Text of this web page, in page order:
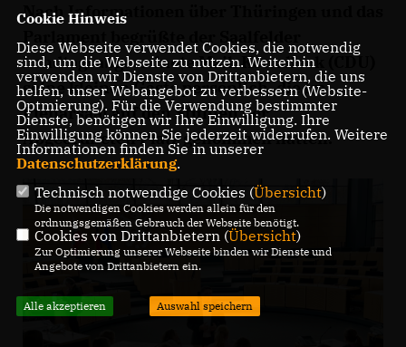
Nach Informationen über Thüringen und das
Parlament begrüßte der Saalfelder
Landtagsabgeordnete Maik Kowalleck (CDU)
seine kleinen Gäste persönlich, die im
Plenarsaal auf den Stühlen der
Abgeordneten Platz genommen hatten.
Cookie Hinweis
Diese Webseite verwendet Cookies, die notwendig
sind, um die Webseite zu nutzen. Weiterhin
verwenden wir Dienste von Drittanbietern, die uns
helfen, unser Webangebot zu verbessern (Website-
Optmierung). Für die Verwendung bestimmter
Dienste, benötigen wir Ihre Einwilligung. Ihre
Einwilligung können Sie jederzeit widerrufen. Weitere
Informationen finden Sie in unserer
Datenschutzerklärung.
Technisch notwendige Cookies (Übersicht)
Die notwendigen Cookies werden allein für den
ordnungsgemäßen Gebrauch der Webseite benötigt.
Cookies von Drittanbietern (Übersicht)
Zur Optimierung unserer Webseite binden wir Dienste und
Angebote von Drittanbietern ein.
Alle akzeptieren Auswahl speichern